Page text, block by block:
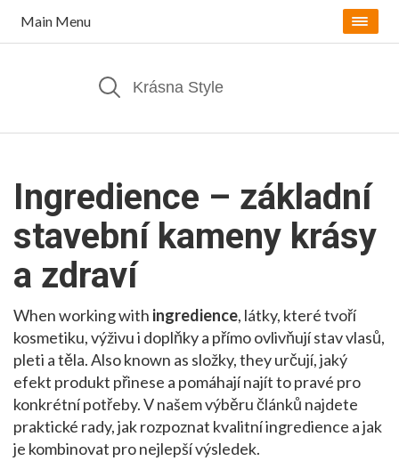
Main Menu
Ingredience – základní
stavební kameny krásy
a zdraví
When working with ingredience, látky, které tvoří
kosmetiku, výživu i doplňky a přímo ovlivňují stav vlasů,
pleti a těla. Also known as složky, theyurčují, jaký
efekt produkt přinese a pomáhají najít to pravé pro
konkrétní potřeby.V našem výběru článků najdete
praktické rady, jak rozpoznat kvalitní ingredience a jak
je kombinovat pro nejlepší výsledek.